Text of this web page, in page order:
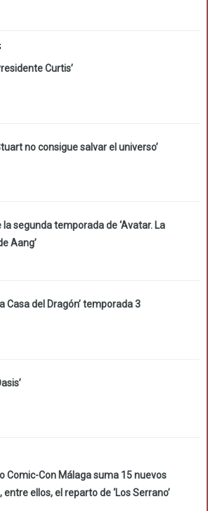
Curtis’
no consigue salvar el universo’
la segunda temporada de ‘Avatar. La
Aang’
Casa del Dragón’ temporada 3
Comic-Con Málaga suma 15 nuevos
entre ellos, el reparto de ‘Los Serrano’